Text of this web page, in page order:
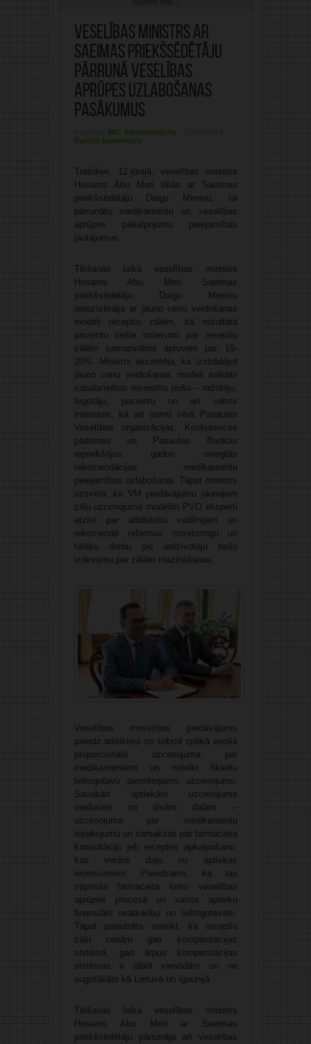
Veselības ministrs ar
Saeimas priekšsēdētāju
pārrunā veselības
aprūpes uzlabošanas
pasākumus
MIC Administrācija
Rakstīt komentāru
Trešdien, 12.jūnijā, veselības ministrs
Hosams Abu Meri tikās ar Saeimas
priekšsēdētāju Daigu Mieriņu, lai
pārrunātu medikamentu un veselības
aprūpes pakalpojumu pieejamības
jautājumus.
Tikšanās laikā veselības ministrs
Hosams Abu Meri Saeimas
priekšsēdētāju Daigu Mieriņu
iepazīstināja ar jauno cenu veidošanas
modeli recepšu zālēm, kā rezultātā
pacientu tiešie izdevumi par recepšu
zālēm samazinātos aptuveni par 15-
20%. Ministrs akcentēja, ka izstrādājot
jauno cenu veidošanas modeli solidāri
sabalansētas iesaistīto pušu – ražotāju,
tirgotāju, pacientu un arī valsts
intereses, kā arī ņemti vērā Pasaules
Veselības organizācijas, Konkurences
padomes un Pasaules Bankas
iepriekšējos gados sniegtās
rekomendācijas medikamentu
pieejamības uzlabošanai. Tāpat ministrs
uzsvēra, ka VM piedāvājumu jaunajam
zāļu uzcenojuma modelim PVO eksperti
atzīst par atbilstošu vadlīnijām un
rekomendē reformas monitoringu un
tālāku darbu pie iedzīvotāju tiešo
izdevumu par zālēm mazināšanas.
Veselības ministrijas piedāvājums
paredz atteikties no šobrīd spēkā esošā
proporcionālā uzcenojuma par
medikamentiem un noteikt fiksētu
lieltirgotavu piemērojamo uzcenojumu.
Savukārt aptiekām uzcenojums
veidosies no divām daļām –
uzcenojuma par medikamentu
iepakojumu un samaksas par farmaceita
konsultāciju jeb receptes apkalpošanu,
kas veidos daļu no aptiekas
ieņēmumiem. Paredzams, ka tas
stiprinās farmaceita lomu veselības
aprūpes procesā un vairos aptieku
finansiālo neatkarību no lieltirgotavām.
Tāpat paredzēts noteikt, ka recepšu
zāļu cenām gan kompensācijas
sistēmā, gan ārpus kompensācijas
sistēmas ir jābūt vienādām un ne
augstākām kā Lietuvā un Igaunijā.
Tikšanās laikā veselības ministrs
Hosams Abu Meri ar Saeimas
priekšsēdētāju pārrunāja arī veselības